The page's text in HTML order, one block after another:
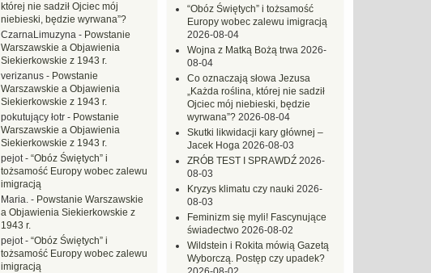
“Obóz Świętych” i tożsamość
Europy wobec zalewu imigracją
2026-08-04
Wojna z Matką Bożą trwa 2026-
08-04
Co oznaczają słowa Jezusa
„Każda roślina, której nie sadził
Ojciec mój niebieski, będzie
wyrwana”? 2026-08-04
Skutki likwidacji kary głównej –
Jacek Hoga 2026-08-03
ZRÓB TEST I SPRAWDŹ 2026-
08-03
Kryzys klimatu czy nauki 2026-
08-03
Feminizm się myli! Fascynujące
świadectwo 2026-08-02
Wildstein i Rokita mówią Gazetą
Wyborczą. Postęp czy upadek?
której nie sadził Ojciec mój
niebieski, będzie wyrwana”?
CzarnaLimuzyna - Powstanie
Warszawskie a Objawienia
Siekierkowskie z 1943 r.
verizanus - Powstanie
Warszawskie a Objawienia
Siekierkowskie z 1943 r.
pokutujący łotr - Powstanie
Warszawskie a Objawienia
Siekierkowskie z 1943 r.
pejot- “Obóz Świętych” i
tożsamość Europy wobec zalewu
imigracją
Maria. - Powstanie Warszawskie
a Objawienia Siekierkowskie z
1943 r.
pejot- “Obóz Świętych” i
tożsamość Europy wobec zalewu
imigracją